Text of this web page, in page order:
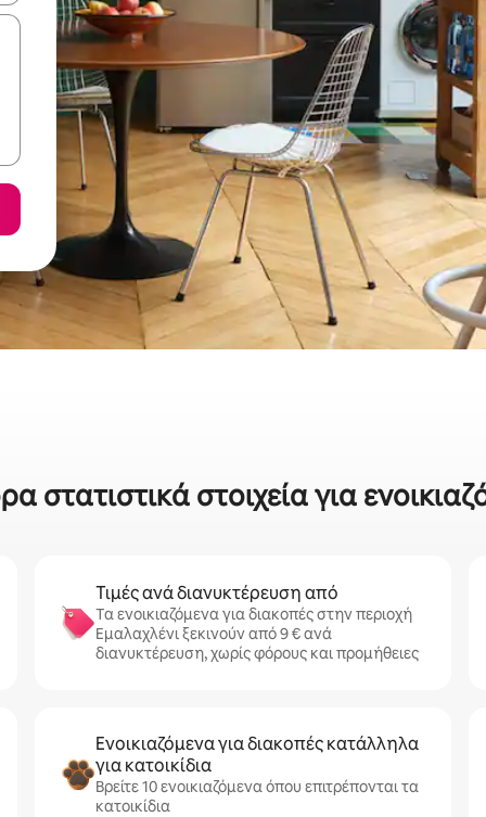
στατιστικά στοιχεία για
Τιμές ανά διανυκτέρευση από
Τα ενοικιαζόμενα για διακοπές στην περιοχή
Εμαλαχλένι ξεκινούν από 9 € ανά
διανυκτέρευση, χωρίς φόρους και προμήθειες
Ενοικιαζόμενα για διακοπές κατάλληλα
για κατοικίδια
Βρείτε 10 ενοικιαζόμενα όπου επιτρέπονται τα
κατοικίδια